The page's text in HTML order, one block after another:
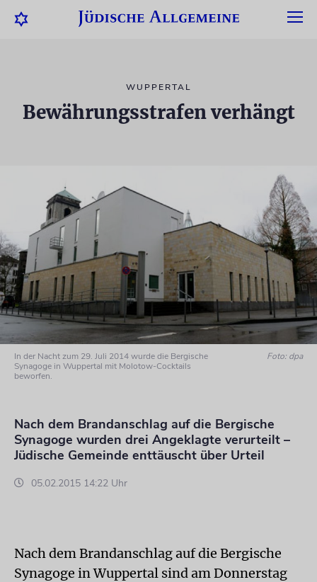
WUPPERTAL
Bewährungsstrafen verhängt
In der Nacht zum 29. Juli 2014 wurde die Bergische
Synagoge in Wuppertal mit Molotow-Cocktails
beworfen.
Foto: dpa
Nach dem Brandanschlag auf die Bergische
Synagoge wurden drei Angeklagte verurteilt –
Jüdische Gemeinde enttäuscht über Urteil
05.02.2015 14:22 Uhr
Nach dem Brandanschlag auf die Bergische
Synagoge in Wuppertal sind am Donnerstag